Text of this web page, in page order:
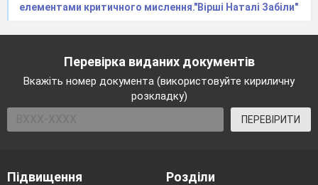
елементами критичного мислення."Вірші Наталі Забіли"
Перевірка виданих документів
Вкажіть номер документа (використовуйте кириличну
розкладку)
ПЕРЕВІРИТИ
Підвищення
Розділи